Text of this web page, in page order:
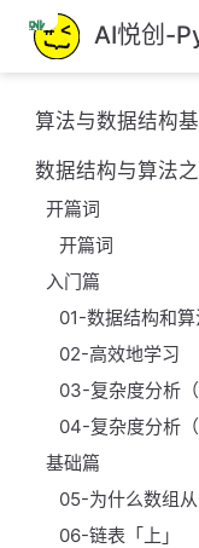
跳
至
主
要
內
容
AI悦创-
算法与数据结构
数据结构与算法
开篇词
开篇词
入门篇
01-数据结构和算
02-高效地学习
03-复杂度分析（
04-复杂度分析（
基础篇
05-为什么数组
06-链表「上」